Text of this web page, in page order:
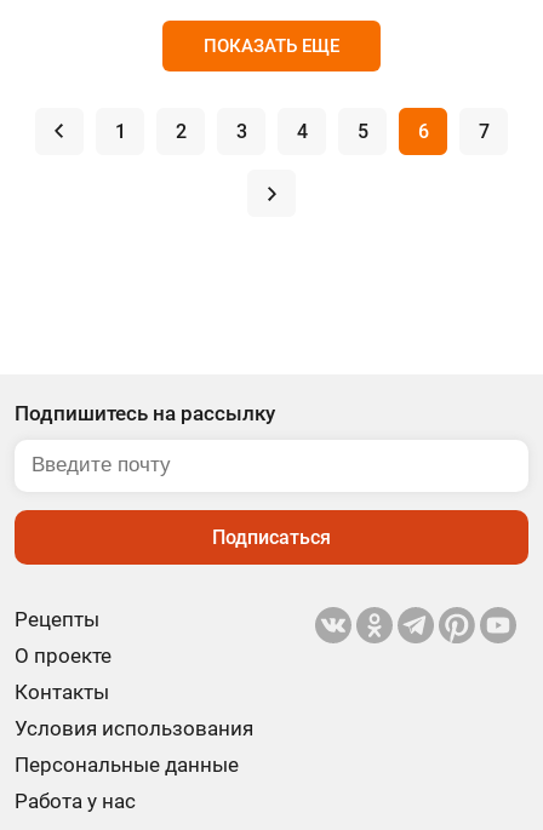
ПОКАЗАТЬ ЕЩЕ
. 1 2 3 4 5 6 7
.
Рецепты
О проекте
Контакты
Условия использования
Персональные данные
Работа у нас
Подпишитесь на рассылку
Подписаться